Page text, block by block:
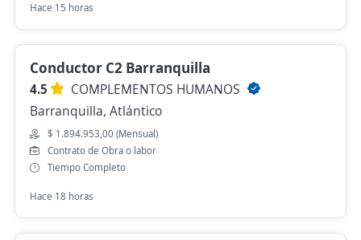
Hace 15 horas
Conductor C2 Barranquilla
4.5
COMPLEMENTOS HUMANOS
Barranquilla, Atlántico
$ 1.894.953,00 (Mensual)
Contrato de Obra o labor
Tiempo Completo
Hace 18 horas